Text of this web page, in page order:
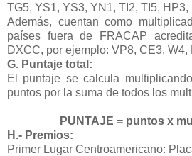
TG5, YS1, YS3, YN1, TI2, TI5, HP3,
Además, cuentan como
países fuera de FRACAP
DXCC, por ejemplo: VP8, CE3, W4,
G. Puntaje total:
El puntaje se calcula
puntos por la suma de todos los
PUNTAJE = puntos x
H.- Premios:
Primer Lugar Centroamericano: